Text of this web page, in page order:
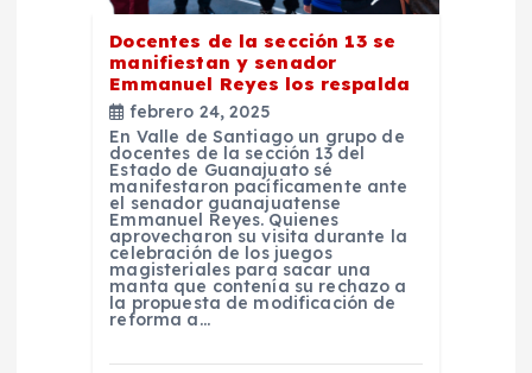
Docentes de la sección 13 se
manifiestan y senador
Emmanuel Reyes los respalda
febrero 24, 2025
En Valle de Santiago un grupo de
docentes de la sección 13 del
Estado de Guanajuato sé
manifestaron pacíficamente ante
el senador guanajuatense
Emmanuel Reyes. Quienes
aprovecharon su visita durante la
celebración de los juegos
magisteriales para sacar una
manta que contenía su rechazo a
la propuesta de modificación de
reforma a…